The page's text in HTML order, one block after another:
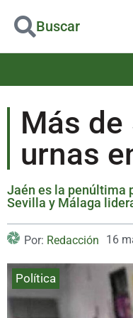
Buscar
Más
urnas
Jaén es la penúltima
Sevilla y Málaga
Por: Redacción 16
Política